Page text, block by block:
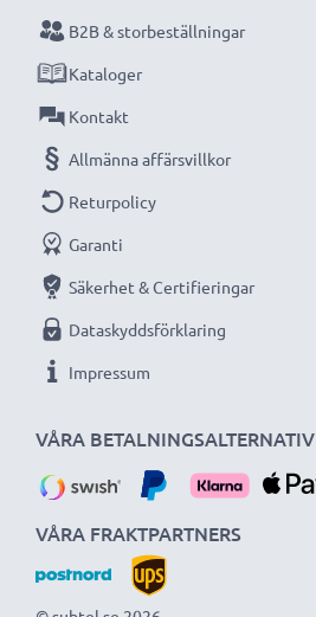
VÅRA BETALNINGSALTERNATIV
B2B & storbeställningar
Kataloger
Kontakt
Allmänna affärsvillkor
Returpolicy
Garanti
Säkerhet & Certifieringar
Dataskyddsförklaring
Impressum
VÅRA FRAKTPARTNERS